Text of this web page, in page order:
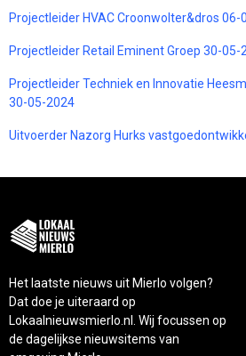
Projectleider HVAC Croonwolter&dros 06-
Projectleider Retail Eminent Groep 30-05-
Projectleider Techniek en Innovatie
30-05-2024
Uitvoerder Nazorg Hurks
Het laatste nieuws uit Mierlo volgen?
Dat doe je uiteraard op
Lokaalnieuwsmierlo.nl. Wij focussen op
de dagelijkse nieuwsitems van